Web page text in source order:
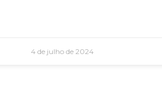
4 de julho de 2024